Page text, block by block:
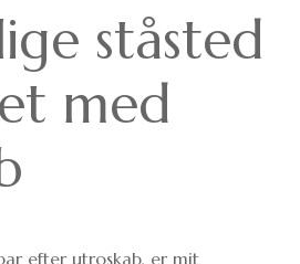
ståsted
med
efter utroskab, er mit